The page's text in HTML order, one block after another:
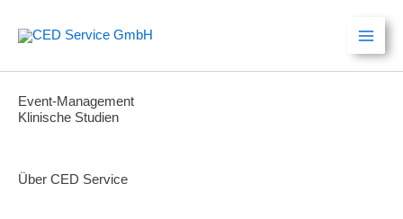
Inhalt
Event-Management
Klinische Studien
Über CED Service